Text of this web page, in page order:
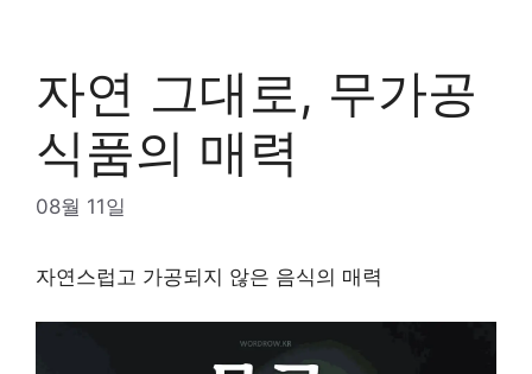
자연 그대로, 무가공
식품의 매력
08월 11일
자연스럽고 가공되지 않은 음식의 매력